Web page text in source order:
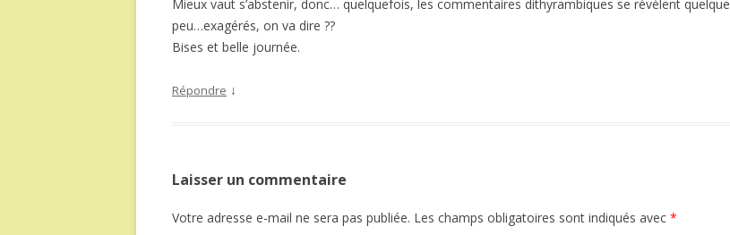
Mieux vaut s’abstenir, donc… quelquefois, les commentaires dithyrambiques se révèlent quelque
peu…exagérés, on va dire ??
Bises et belle journée.
Répondre ↓
Laisser un commentaire
Votre adresse e-mail ne sera pas publiée. Les champs obligatoires sont indiqués avec *